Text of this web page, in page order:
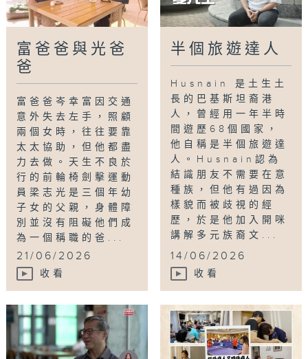
富爸爸與光爸
爸
富爸爸岑幸富因交通
意外失去左手，照顧
兩個女時，往往要靠
太太協助，但他都盡
力去做。天生不良於
行的前輪椅劍擊運動
員梁志光是三個年幼
子女的父親，身體障
別並沒有阻礙他們成
為一個稱職的爸...
21/06/2026
收看
半個旅遊達人
Husnain 是土生土
長的巴基斯坦裔港
人，曾經用一年半時
間遊歷68個國家，
他自稱是半個旅遊達
人。Husnain認為
結識朋友不需要在意
種族，但他有過因為
樣貌而被歧視的經
歷，於是他加入開咪
講解多元族裔文...
14/06/2026
收看